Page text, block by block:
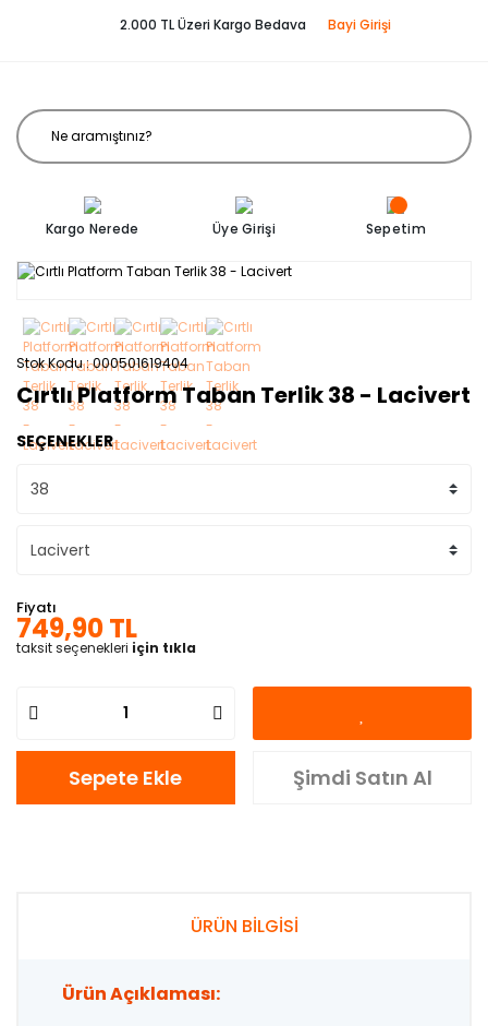
2.000 TL Üzeri Kargo Bedava Bayi Girişi
Kargo Nerede Üye Girişi Sepetim
Stok Kodu 000501619404
Cırtlı Platform Taban Terlik 38 - Lacivert
SEÇENEKLER
Fiyatı
749,90 TL
taksit seçenekleri için tıkla
Sepete Ekle Şimdi Satın Al
ÜRÜN BİLGİSİ
Ürün Açıklaması: